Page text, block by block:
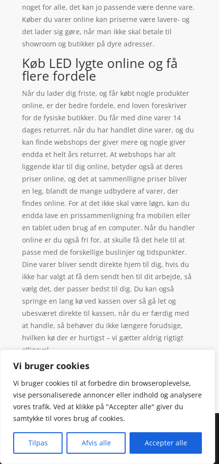
Vi bruger cookies
Vi bruger cookies til at forbedre din browseroplevelse,
vise personaliserede annoncer eller indhold og analysere
vores trafik. Ved at klikke på "Accepter alle" giver du
samtykke til vores brug af cookies.
Tilpas Afvis alle Accepter alle
noget for alle, det kan jo passende være denne vare.
Køber du varer online kan priserne være lavere- og
det lader sig gøre, når man ikke skal betale til
showroom og butikker på dyre adresser.
Køb LED lygte online og få
flere fordele
Når du lader dig friste, og får købt nogle produkter
online, er der bedre fordele, end loven foreskriver
for de fysiske butikker. Du får med dine varer 14
dages returret. når du har handlet dine varer, og du
kan finde webshops der giver mere og nogle giver
endda et helt års returret. At webshops har alt
liggende klar til dig online, betyder også at deres
priser online, og det at sammenlligne priser bliver
en leg, blandt de mange udbydere af varer, der
findes online. For at det ikke skal være løgn, kan du
endda lave en prissammenligning fra mobilen eller
en tablet uden brug af en computer. Når du handler
online er du også fri for, at skulle få det hele til at
passe med de forskellige buslinjer og tidspunkter.
Dine varer bliver sendt direkte hjem til dig, hvis du
ikke har valgt at få dem sendt hen til dit arbejde, så
vælg det, der passer bedst til dig. Du kan også
springe en lang kø ved kassen over så gå let og
ubesværet direkte til kassen, når du er færdig med
at handle, så behøver du ikke længere forudsige,
hvilken kø der er hurtigst – vi gætter aldrig rigtigt
alligevel.
spændende varer. Siden er et affiiliatesite, og nogle
links kan være affiliatelinks.